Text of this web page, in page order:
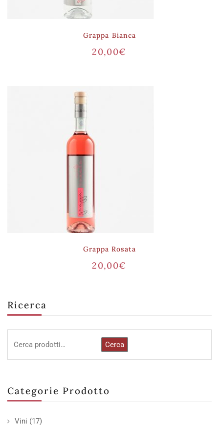
Ricerca
Cerca
Categorie Prodotto
Vini (17)
Grappa Bianca
20,00€
Grappa Rosata
20,00€